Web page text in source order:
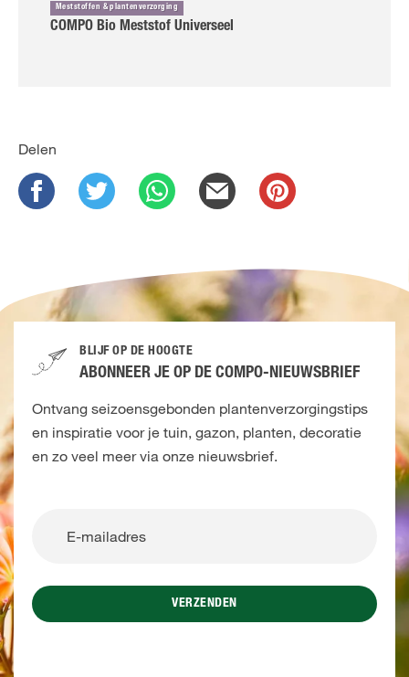
Meststoffen & plantenverzorging
COMPO Bio Meststof Universeel
Delen
BLIJF OP DE HOOGTE
ABONNEER JE OP DE COMPO-NIEUWSBRIEF
Ontvang seizoensgebonden plantenverzorgingstips
en inspiratie voor je tuin, gazon, planten, decoratie
en zo veel meer via onze nieuwsbrief.
VERZENDEN